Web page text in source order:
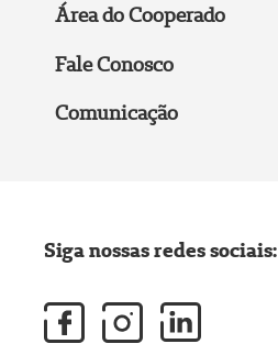
Área do Cooperado
Fale Conosco
Comunicação
Siga nossas redes sociais: